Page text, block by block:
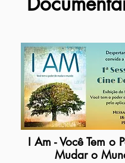
I Am - Você Tem o
Mudar o